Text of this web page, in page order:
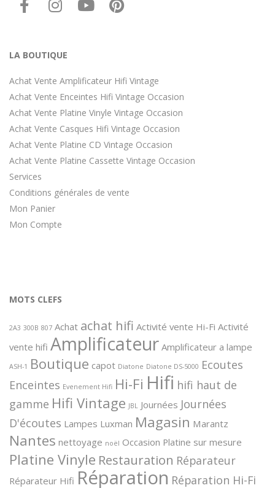
LA BOUTIQUE
Achat Vente Amplificateur Hifi Vintage
Achat Vente Enceintes Hifi Vintage Occasion
Achat Vente Platine Vinyle Vintage Occasion
Achat Vente Casques Hifi Vintage Occasion
Achat Vente Platine CD Vintage Occasion
Achat Vente Platine Cassette Vintage Occasion
Services
Conditions générales de vente
Mon Panier
Mon Compte
MOTS CLEFS
2A3 300B 807 Achat achat hifi Activité vente Hi-Fi Activité
vente hifi Amplificateur Amplificateur a lampe
ASH-1 Boutique capot Diatone Diatone DS-5000 Ecoutes
Enceintes Evenement Hifi Hi-Fi Hifi hifi haut de
gamme Hifi Vintage JBL Journées Journées
D'écoutes Lampes Luxman Magasin Marantz
Nantes nettoyage noël Occasion Platine sur mesure
Platine Vinyle Restauration Réparateur
Réparateur Hifi Réparation Réparation Hi-Fi